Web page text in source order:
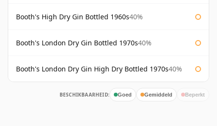
Booth's High Dry Gin Bottled 1960s40%
Booth's London Dry Gin Bottled 1970s40%
Booth's London Dry Gin High Dry Bottled 1970s40%
BESCHIKBAARHEID: Goed Gemiddeld Beperkt